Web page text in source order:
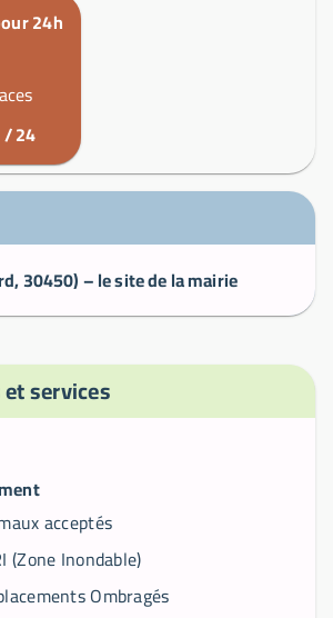
24h
24
30450) – le site de la mairie
services
acceptés
(Zone Inondable)
Ombragés